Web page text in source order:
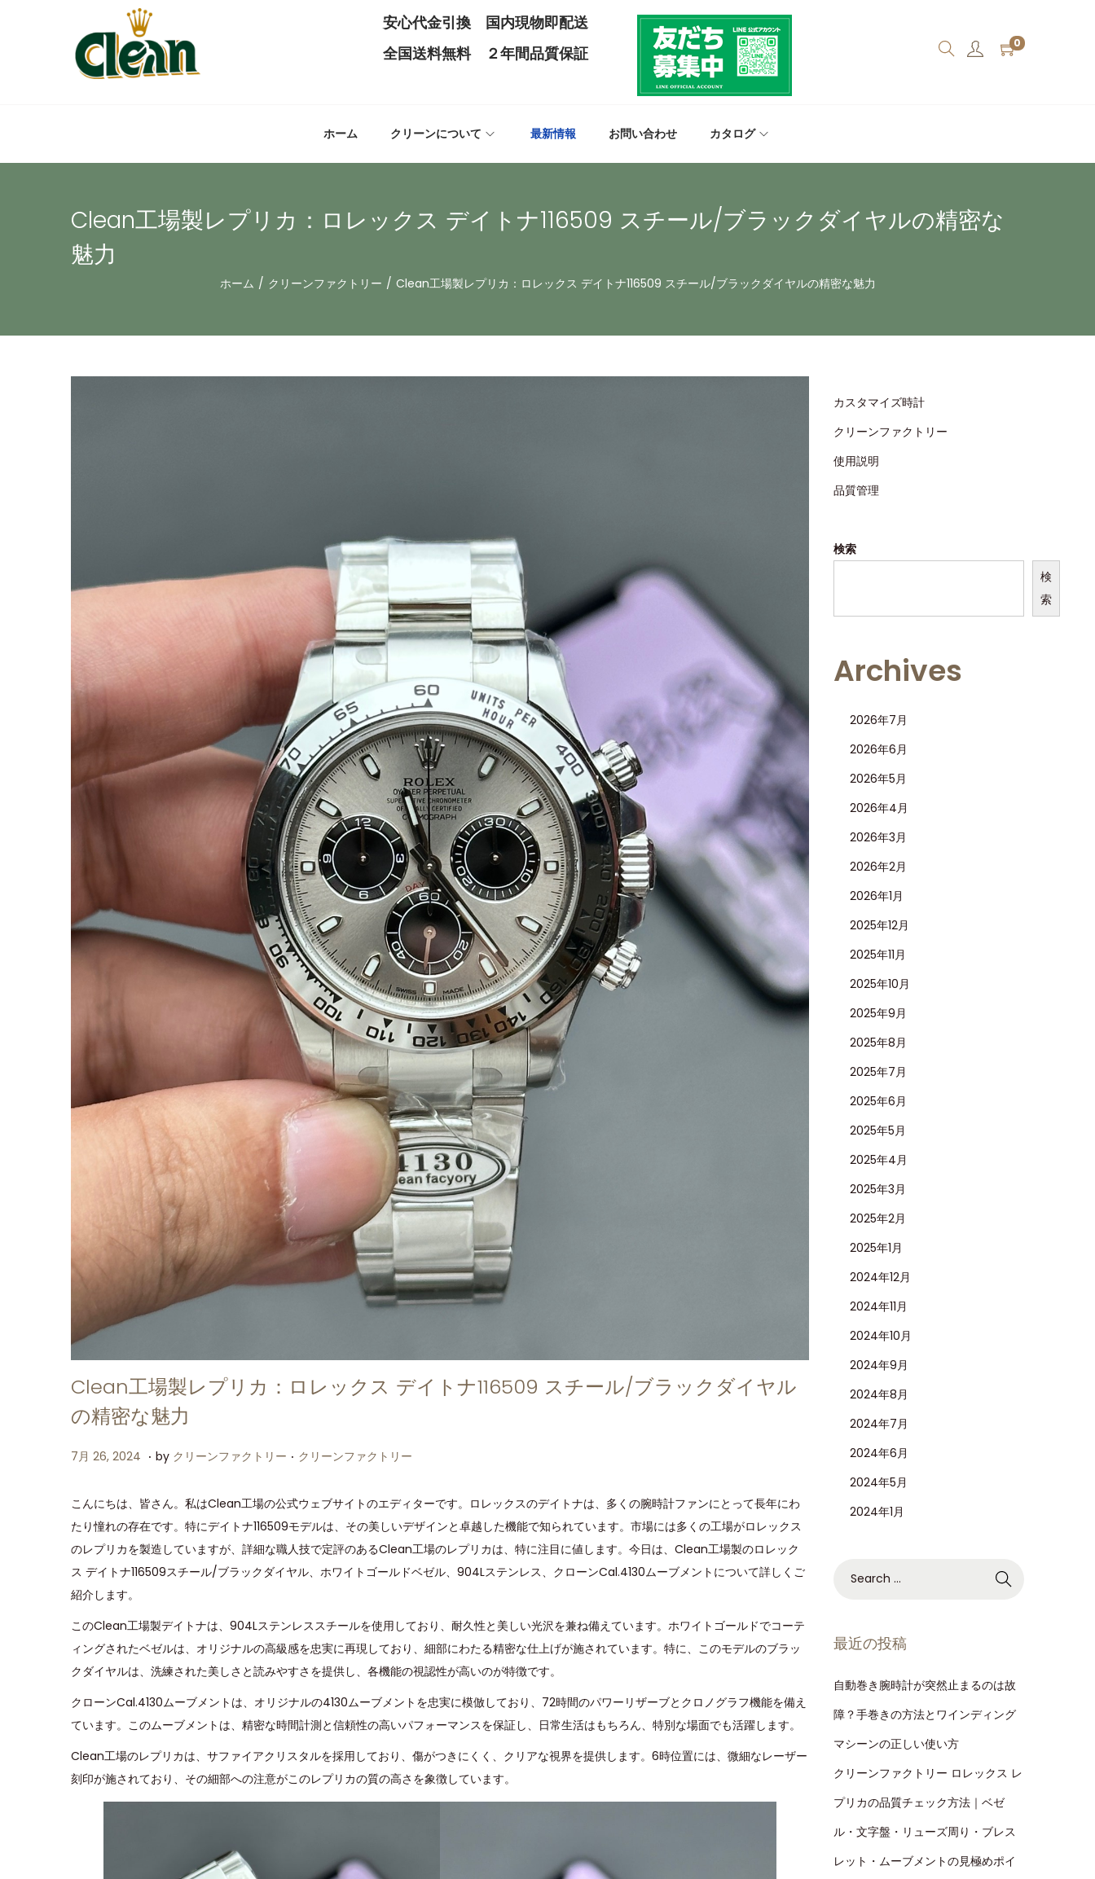
安心代金引換 国内現物即配送
全国送料無料 ２年間品質保証
0
ホーム クリーンについて 最新情報 お問い合わせ カタログ
Clean工場製レプリカ：ロレックス デイトナ116509 スチール/ブラックダイヤルの精密な
魅力
ホーム / クリーンファクトリー / Clean工場製レプリカ：ロレックス デイトナ116509 スチール/ブラックダイヤルの精密な魅力
Clean工場製レプリカ：ロレックス デイトナ116509 スチール/ブラックダイヤル
の精密な魅力
P
s
t
e
d
o
7月 26, 2024 7
2
6
,
2
. by クリーンファクトリー . P
s
t
e
d
クリーンファクトリー
こんにちは、皆さん。私はClean工場の公式ウェブサイトのエディターです。ロレックスのデイトナは、多くの腕時計ファンにとって長年にわ
たり憧れの存在です。特にデイトナ116509モデルは、その美しいデザインと卓越した機能で知られています。市場には多くの工場がロレックス
のレプリカを製造していますが、詳細な職人技で定評のあるClean工場のレプリカは、特に注目に値します。今日は、Clean工場製のロレック
ス デイトナ116509スチール/ブラックダイヤル、ホワイトゴールドベゼル、904Lステンレス、クローンCal.4130ムーブメントについて詳しくご
紹介します。
このClean工場製デイトナは、904Lステンレススチールを使用しており、耐久性と美しい光沢を兼ね備えています。ホワイトゴールドでコーテ
ィングされたベゼルは、オリジナルの高級感を忠実に再現しており、細部にわたる精密な仕上げが施されています。特に、このモデルのブラッ
クダイヤルは、洗練された美しさと読みやすさを提供し、各機能の視認性が高いのが特徴です。
クローンCal.4130ムーブメントは、オリジナルの4130ムーブメントを忠実に模倣しており、72時間のパワーリザーブとクロノグラフ機能を備え
ています。このムーブメントは、精密な時間計測と信頼性の高いパフォーマンスを保証し、日常生活はもちろん、特別な場面でも活躍します。
Clean工場のレプリカは、サファイアクリスタルを採用しており、傷がつきにくく、クリアな視界を提供します。6時位置には、微細なレーザー
刻印が施されており、その細部への注意がこのレプリカの質の高さを象徴しています。
カスタマイズ時計
クリーンファクトリー
使用説明
品質管理
検索
検
索
Archives
2026年7月
2026年6月
2026年5月
2026年4月
2026年3月
2026年2月
2026年1月
2025年12月
2025年11月
2025年10月
2025年9月
2025年8月
2025年7月
2025年6月
2025年5月
2025年4月
2025年3月
2025年2月
2025年1月
2024年12月
2024年11月
2024年10月
2024年9月
2024年8月
2024年7月
2024年6月
2024年5月
2024年1月
最近の投稿
自動巻き腕時計が突然止まるのは故
障？手巻きの方法とワインディング
マシーンの正しい使い方
クリーンファクトリー ロレックス レ
プリカの品質チェック方法｜ベゼ
ル・文字盤・リューズ周り・ブレス
レット・ムーブメントの見極めポイ